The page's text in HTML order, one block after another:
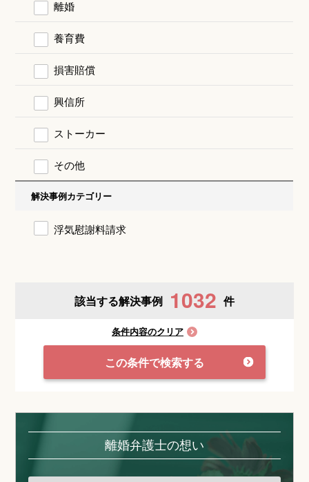
離婚
養育費
損害賠償
興信所
ストーカー
その他
解決事例カテゴリー
浮気慰謝料請求
該当する解決事例 1032 件
条件内容のクリア
この条件で検索する
離婚弁護士の想い